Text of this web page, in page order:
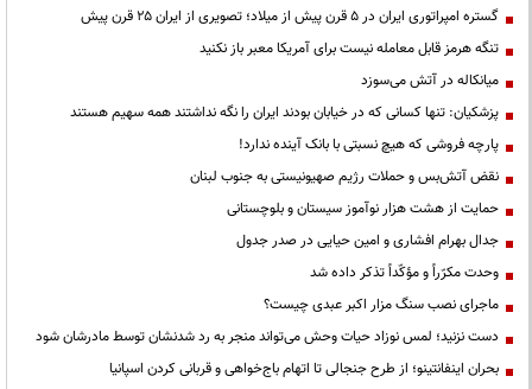
گستره امپراتوری ایران در ۵ قرن پیش از میلاد؛ تصویری از ایران ۲۵ قرن پیش
تنگه هرمز قابل معامله نیست برای آمریکا معبر باز نکنید
میانکاله در آتش می‌سوزد
پزشکیان: تنها کسانی که در خیابان بودند ایران را نگه نداشتند همه سهیم هستند
پارچه فروشی که هیچ نسبتی با بانک آینده ندارد!
نقض آتش‌بس و حملات رژیم صهیونیستی به جنوب لبنان
حمایت از هشت هزار نوآموز سیستان و بلوچستانی
جدال بهرام افشاری و امین حیایی در صدر جدول
وحدت مکرّراً و مؤکّداً تذکر داده شد
ماجرای نصب سنگ مزار اکبر عبدی چیست؟
دست نزنید؛ لمس نوزاد حیات وحش می‌تواند منجر به رد شدنشان توسط مادرشان شود
بحران اینفانتینو؛ از طرح جنجالی تا اتهام باج‌خواهی و قربانی کردن اسپانیا